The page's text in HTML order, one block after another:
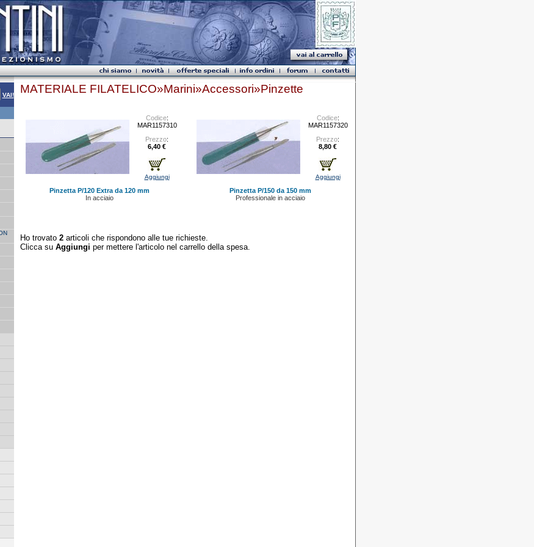
VAI! MATERIALE FILATELICO»Marini»Accessori»Pinzette
Codice:
MAR1157310
Prezzo:
6,40 €
Aggiungi
Pinzetta P/120 Extra da 120 mm
In acciaio
Codice:
MAR1157320
Prezzo:
8,80 €
Aggiungi
Pinzetta P/150 da 150 mm
Professionale in acciaio
Ho trovato 2 articoli che rispondono alle tue richieste.
Clicca su Aggiungi per mettere l'articolo nel carrello della spesa.